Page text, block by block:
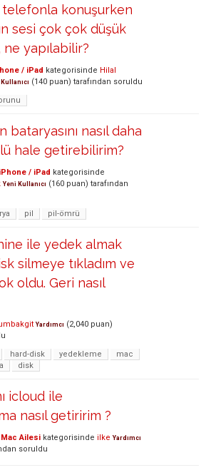
telefonla konuşurken
sesi çok çok düşük
yapılabilir?
/ iPad kategorisinde Hilal
(140 puan) tarafından soruldu
bataryasını nasıl daha
hale getirebilirim?
iPhone / iPad kategorisinde
Yeni Kullanıcı (160 puan) tarafından
pil pil-ömrü
ile yedek almak
silmeye tıkladım ve
oldu. Geri nasıl
Yardımcı (2,040 puan)
hard-disk yedekleme
mac
disk
icloud ile
nasıl getiririm ?
Mac Ailesi kategorisinde ilke Yardımcı
soruldu